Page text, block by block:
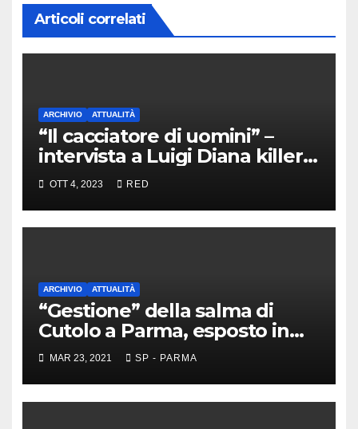
Articoli correlati
ARCHIVIO ATTUALITÀ
“Il cacciatore di uomini” –
intervista a Luigi Diana killer
dei Casalesi
OTT 4, 2023 RED
ARCHIVIO ATTUALITÀ
“Gestione” della salma di
Cutolo a Parma, esposto in
Procura
MAR 23, 2021 SP - PARMA